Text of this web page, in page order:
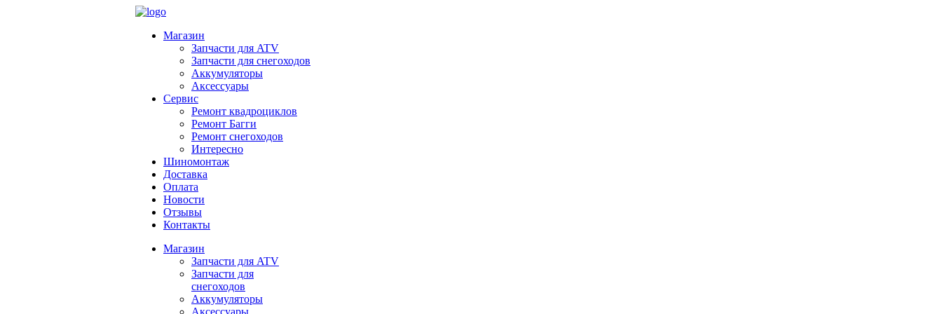
Магазин
Запчасти для ATV
Запчасти для снегоходов
Аккумуляторы
Аксессуары
Сервис
Ремонт квадроциклов
Ремонт Багги
Ремонт снегоходов
Интересно
Шиномонтаж
Доставка
Оплата
Новости
Отзывы
Контакты
Магазин
Запчасти для ATV
Запчасти для
снегоходов
Аккумуляторы
Аксессуары